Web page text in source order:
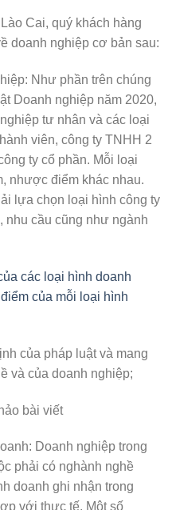
Cai, quý khách hàng
doanh nghiệp cơ bản sau:
Như phần trên chúng
Doanh nghiệp năm 2020,
tư nhân và các loại
viên, công ty TNHH 2
ty cổ phần. Mỗi loại
nhược điểm khác nhau.
lựa chọn loại hình công ty
nhu cầu cũng như ngành
các loại hình doanh
của mỗi loại hình
của pháp luật và mang
và của doanh nghiệp;
bài viết
Doanh nghiệp trong
phải có nghành nghề
doanh ghi nhận trong
với thực tế. Một số